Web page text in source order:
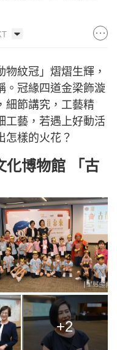
紋冠」熠熠生輝，
。冠緣四道金梁飾漩
細節講究，工藝精
工藝，若遇上好動活
怎樣的火花？
化博物館 「古
+2